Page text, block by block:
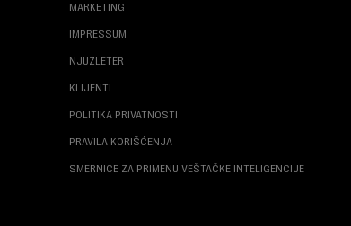
MARKETING
IMPRESSUM
NJUZLETER
KLIJENTI
POLITIKA PRIVATNOSTI
PRAVILA KORIŠĆENJA
SMERNICE ZA PRIMENU VEŠTAČKE INTELIGENCIJE